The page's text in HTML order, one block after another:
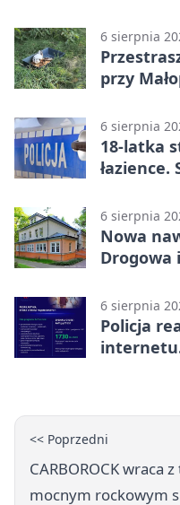
6 sierpnia
przy
6 sierpnia
18-latka
łazience.
6 sierpnia
Nowa
Drogowa
6 sierpnia
Policja
<< Poprzedni
CARBOROCK wraca
mocnym rockowym